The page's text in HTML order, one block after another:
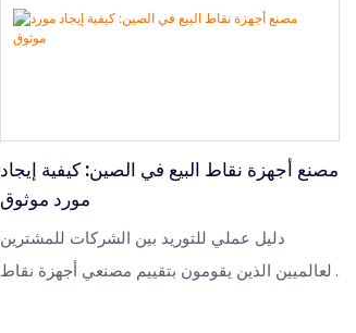
مصنع أجهزة نقاط البيع في الصين: كيفية إيجاد
مورد موثوق
دليل عملي للتوريد بين الشركات للمشترين
العالميين الذين يقومون بتقييم مصنعي أجهزة نقاط